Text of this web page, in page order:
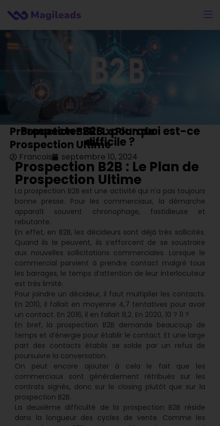
Prospection B2B : Le Plan de
Prospection Ultime
Francois septembre 10, 2024
Prospecter B2B : pourquoi est-ce
difficile ?
Prospection B2B : Le Plan de
Prospection Ultime
La prospection B2B est une activité qui n’a pas toujours
bonne presse. Pour les commerciaux, la démarche
apparaît souvent chronophage, fastidieuse et
rebutante.
En effet, en B2B, les décideurs sont déjà très sollicités.
Quand ils le peuvent, ils s’efforcent de se soustraire
aux nouvelles sollicitations commerciales. Lorsque le
commercial parvient à prendre contact malgré tous
les barrages, le temps d’attention de leur interlocuteur
est très limité.
Pour joindre un décideur, il faut multiplier les contacts.
En 2010, il fallait en moyenne 4,7 tentatives pour avoir
un contact. En 2016, il en fallait 8,2. En 2020, 10 ? 11 ?
En bref, la prospection B2B demande beaucoup de
temps et d’énergie pour établir le contact. Et une large
part des contacts établis se solde par un refus de
poursuivre la conversation.
On peut encore ajouter à cela le fait que les
commerciaux sont généralement rétribués sur les
contrats signés, donc sur le closing plutôt que sur la
prospection B2B.
La deuxième difficulté de la prospection B2B réside
dans la longueur des cycles de vente. Comme les